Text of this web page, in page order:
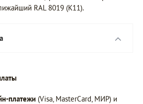
RAL 8019 (K11).
платежи (Visa, MasterCard, МИР) и